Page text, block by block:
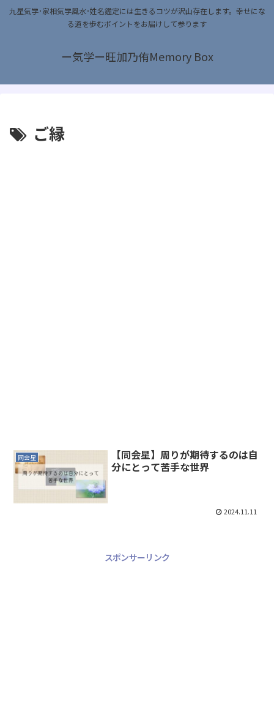
九星気学･家相気学風水･姓名鑑定には生きるコツが沢山存在します。幸せにな
る道を歩むポイントをお届けして参ります
ー気学ー旺加乃侑Memory Box
ご縁
同会星
【同会星】周りが期待するのは自
分にとって苦手な世界
2024.11.11
スポンサーリンク